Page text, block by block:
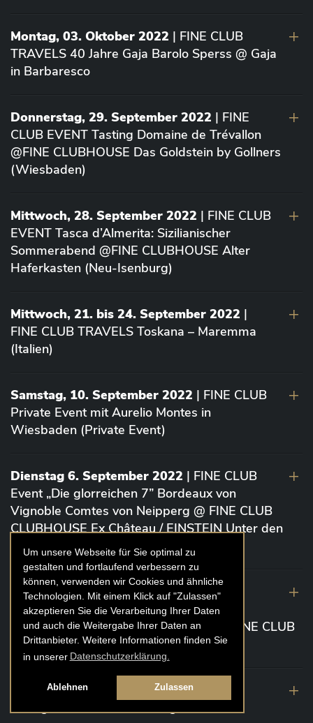
Um unsere Webseite für Sie optimal zu
gestalten und fortlaufend verbessern zu
können, verwenden wir Cookies und ähnliche
Technologien. Mit einem Klick auf "Zulassen"
akzeptieren Sie die Verarbeitung Ihrer Daten
und auch die Weitergabe Ihrer Daten an
Drittanbieter. Weitere Informationen finden Sie
in unserer Datenschutzerklärung.
Ablehnen Zulassen
Montag, 03. Oktober 2022 | FINE CLUB
TRAVELS 40 Jahre Gaja Barolo Sperss @ Gaja
in Barbaresco
Donnerstag, 29. September 2022 | FINE
CLUB EVENT Tasting Domaine de Trévallon
@FINE CLUBHOUSE Das Goldstein by Gollners
(Wiesbaden)
Mittwoch, 28. September 2022 | FINE CLUB
EVENT Tasca d’Almerita: Sizilianischer
Sommerabend @FINE CLUBHOUSE Alter
Haferkasten (Neu-Isenburg)
Mittwoch, 21. bis 24. September 2022 |
FINE CLUB TRAVELS Toskana – Maremma
(Italien)
Samstag, 10. September 2022 | FINE CLUB
Private Event mit Aurelio Montes in
Wiesbaden (Private Event)
Dienstag 6. September 2022 | FINE CLUB
Event „Die glorreichen 7” Bordeaux von
Vignoble Comtes von Neipperg @ FINE CLUB
CLUBHOUSE Ex Château / EINSTEIN Unter den
Linden (Berlin)
19. August 2022| FINE CLUB Academy
Caviar „Die glorreichen 7“ Riesling Große
Gewächse von der Mosel aus 2020 @ FINE CLUB
Clubhouse Prunier Cologne (Köln)
29. Juli 2022
| Weinbergwanderung
Weingüter Geheimrat J. Wegeler